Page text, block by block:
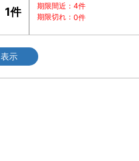
1件 期限間近： 4件
期限切れ： 0件